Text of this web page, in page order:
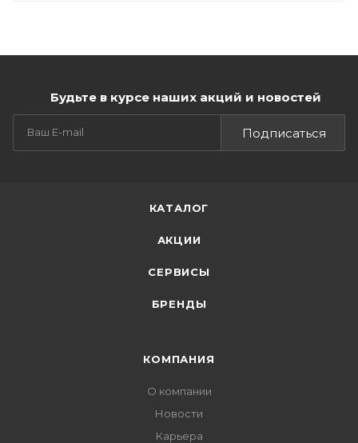
Будьте в курсе наших акций и новостей
Подписаться
КАТАЛОГ
АКЦИИ
СЕРВИСЫ
БРЕНДЫ
КОМПАНИЯ
О компании
Новости
Карьера